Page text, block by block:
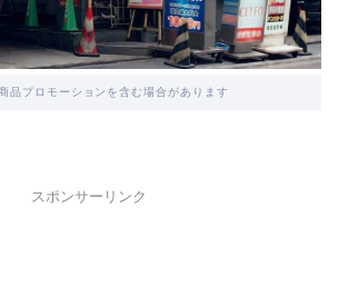
品プロモーションを含む場合があります
スポンサーリンク